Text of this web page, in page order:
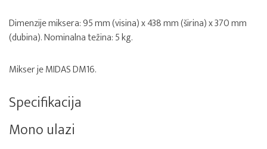
Dimenzije miksera: 95 mm (visina) x 438 mm (širina) x 370 mm
(dubina). Nominalna težina: 5 kg.
Mikser je MIDAS DM16.
Specifikacija
Mono ulazi